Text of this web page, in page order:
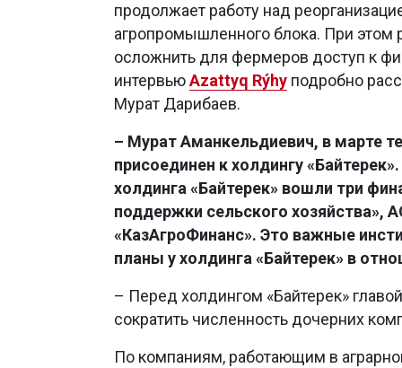
продолжает работу над
агропромышленного блока. При этом
осложнить для фермеров доступ к
интервьюAzattyq Rýhy подробно
Мурат Дарибаев.
– Мурат Аманкельдиевич, в марте
присоединен к холдингу
холдинга «Байтерек» вошли три
поддержки сельского хозяйства»,
«КазАгроФинанс». Это важные
планы у холдинга «Байтерек» в
– Перед холдингом «Байтерек»
сократить численность дочерних
По компаниям, работающим в